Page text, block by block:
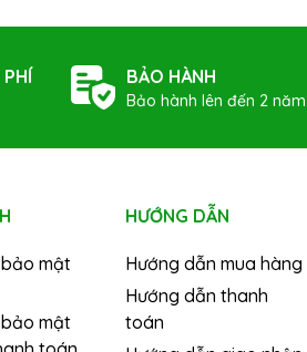
PHÍ BẢO HÀNH
Bảo hành lên đến 2 năm
mật
mật
HƯỚNG DẪN
Hướng dẫn mua hàng
Hướng dẫn thanh
toán